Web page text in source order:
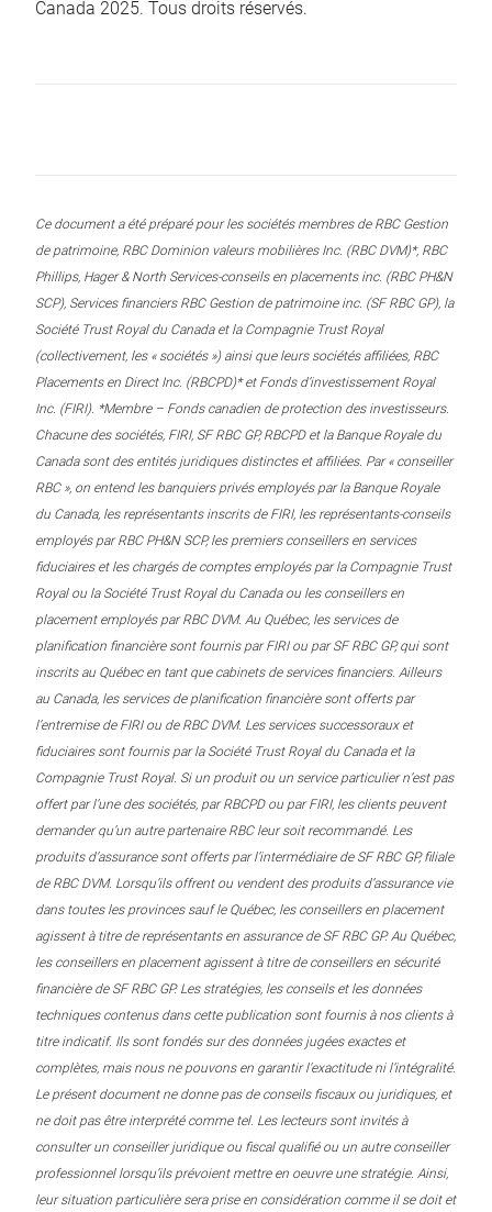
Canada 2025. Tous droits réservés.
Ce document a été préparé pour les sociétés membres de RBC Gestion
de patrimoine, RBC Dominion valeurs mobilières Inc. (RBC DVM)*, RBC
Phillips, Hager & North Services-conseils en placements inc. (RBC PH&N
SCP), Services financiers RBC Gestion de patrimoine inc. (SF RBC GP), la
Société Trust Royal du Canada et la Compagnie Trust Royal
(collectivement, les « sociétés ») ainsi que leurs sociétés affiliées, RBC
Placements en Direct Inc. (RBCPD)* et Fonds d’investissement Royal
Inc. (FIRI). *Membre – Fonds canadien de protection des investisseurs.
Chacune des sociétés, FIRI, SF RBC GP, RBCPD et la Banque Royale du
Canada sont des entités juridiques distinctes et affiliées. Par « conseiller
RBC », on entend les banquiers privés employés par la Banque Royale
du Canada, les représentants inscrits de FIRI, les représentants-conseils
employés par RBC PH&N SCP, les premiers conseillers en services
fiduciaires et les chargés de comptes employés par la Compagnie Trust
Royal ou la Société Trust Royal du Canada ou les conseillers en
placement employés par RBC DVM. Au Québec, les services de
planification financière sont fournis par FIRI ou par SF RBC GP, qui sont
inscrits au Québec en tant que cabinets de services financiers. Ailleurs
au Canada, les services de planification financière sont offerts par
l’entremise de FIRI ou de RBC DVM. Les services successoraux et
fiduciaires sont fournis par la Société Trust Royal du Canada et la
Compagnie Trust Royal. Si un produit ou un service particulier n’est pas
offert par l’une des sociétés, par RBCPD ou par FIRI, les clients peuvent
demander qu’un autre partenaire RBC leur soit recommandé. Les
produits d’assurance sont offerts par l’intermédiaire de SF RBC GP, filiale
de RBC DVM. Lorsqu’ils offrent ou vendent des produits d’assurance vie
dans toutes les provinces sauf le Québec, les conseillers en placement
agissent à titre de représentants en assurance de SF RBC GP. Au Québec,
les conseillers en placement agissent à titre de conseillers en sécurité
financière de SF RBC GP. Les stratégies, les conseils et les données
techniques contenus dans cette publication sont fournis à nos clients à
titre indicatif. Ils sont fondés sur des données jugées exactes et
complètes, mais nous ne pouvons en garantir l’exactitude ni l’intégralité.
Le présent document ne donne pas de conseils fiscaux ou juridiques, et
ne doit pas être interprété comme tel. Les lecteurs sont invités à
consulter un conseiller juridique ou fiscal qualifié ou un autre conseiller
professionnel lorsqu’ils prévoient mettre en oeuvre une stratégie. Ainsi,
leur situation particulière sera prise en considération comme il se doit et